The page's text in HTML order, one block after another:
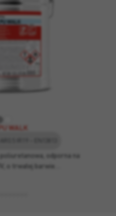
WALK
poliuretanowa, odporna na
o trwałej barwie…